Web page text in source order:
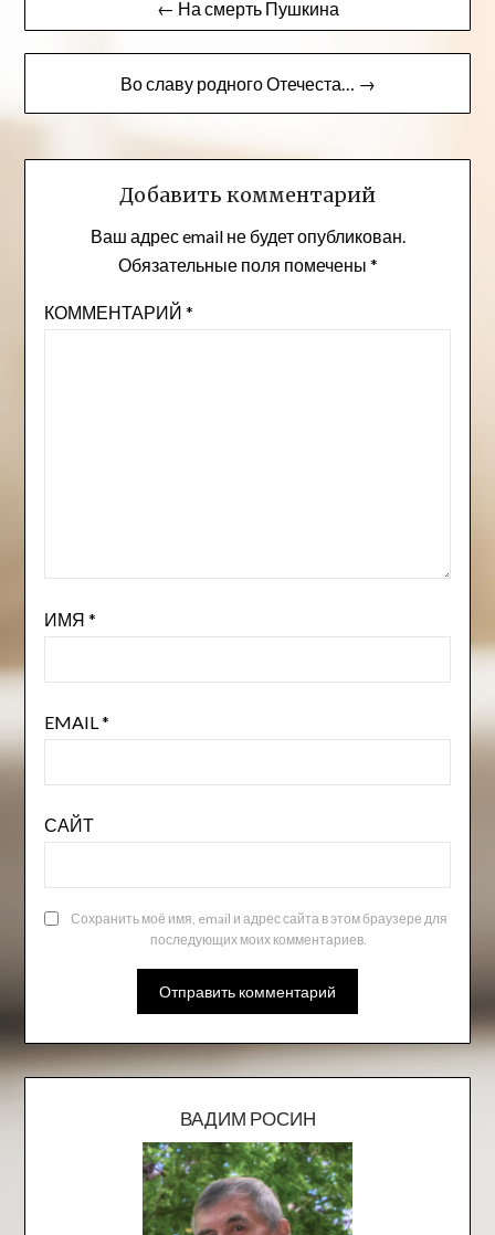
по
записям
← На смерть Пушкина
Во славу родного Отечеста… →
Добавить комментарий
Ваш адрес email не будет опубликован.
Обязательные поля помечены *
КОММЕНТАРИЙ *
ИМЯ *
EMAIL *
САЙТ
Сохранить моё имя, email и адрес сайта в этом браузере для
последующих моих комментариев.
ВАДИМ РОСИН